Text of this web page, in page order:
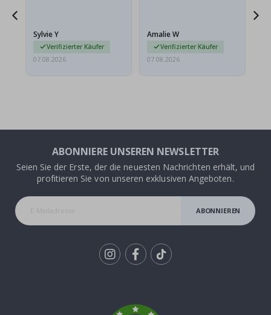
sie…
Sylvie Y
Verifizierter Käufer
07.08.2026
Amalie W
Verifizierter Käufer
07.08.2026
ABONNIERE UNSEREN NEWSLETTER
Seien Sie der Erste, der die neuesten Nachrichten erhält, und
profitieren Sie von unseren exklusiven Angeboten.
ABONNIEREN